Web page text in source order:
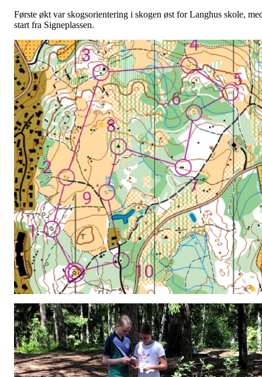
Første økt var skogsorientering i skogen øst for Langhus skole,
start fra Signeplassen.